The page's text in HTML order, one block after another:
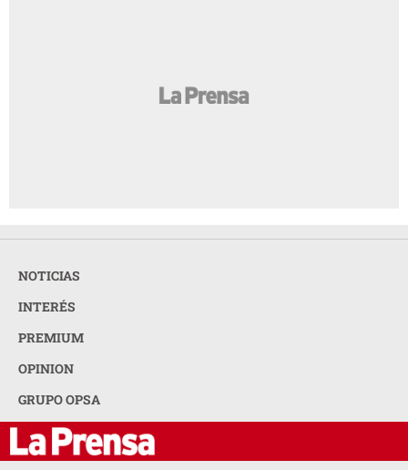
NOTICIAS
INTERÉS
PREMIUM
OPINION
GRUPO OPSA